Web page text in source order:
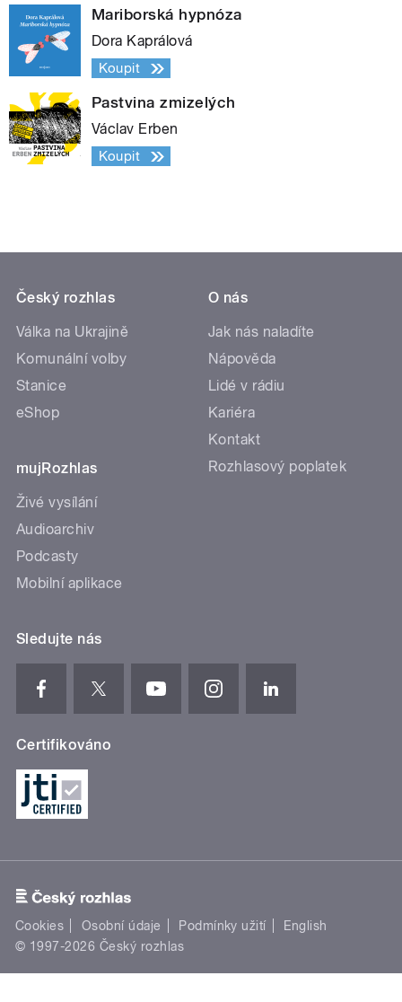
Mariborská hypnóza
Dora Kaprálová
Koupit
Pastvina zmizelých
Václav Erben
Koupit
Český rozhlas
Válka na Ukrajině
Komunální volby
Stanice
eShop
mujRozhlas
Živé vysílání
Audioarchiv
Podcasty
Mobilní aplikace
O nás
Jak nás naladíte
Nápověda
Lidé v rádiu
Kariéra
Kontakt
Rozhlasový poplatek
Sledujte nás
Certifikováno
Cookies Osobní údaje Podmínky užití
English
© 1997-2026 Český rozhlas